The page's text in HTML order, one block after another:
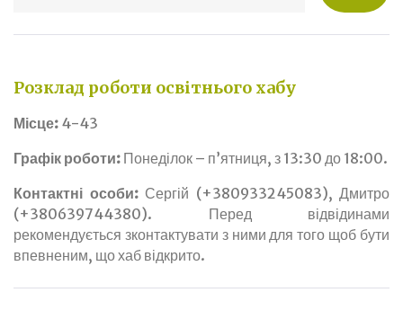
Розклад роботи освітнього хабу
Місце: 4-43
Графік роботи: Понеділок – п’ятниця, з 13:30 до 18:00.
Контактні особи:Сергій (+380933245083), Дмитро
(+380639744380). Перед відвідинами
рекомендується зконтактувати з ними для того щоб бути
впевненим, що хаб відкрито.